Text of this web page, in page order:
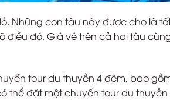
Những con tàu này được cho là
điều đó. Giá vé trên cả hai tàu
tour du thuyền 4 đêm, bao
thể đặt một chuyến tour du